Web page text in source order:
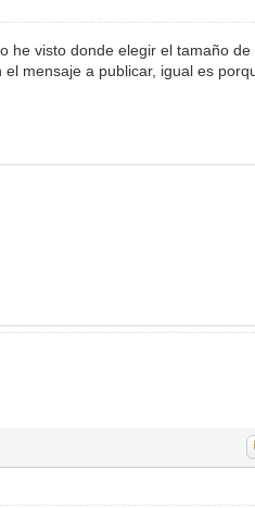
he visto donde elegir el tamaño de
mensaje a publicar, igual es